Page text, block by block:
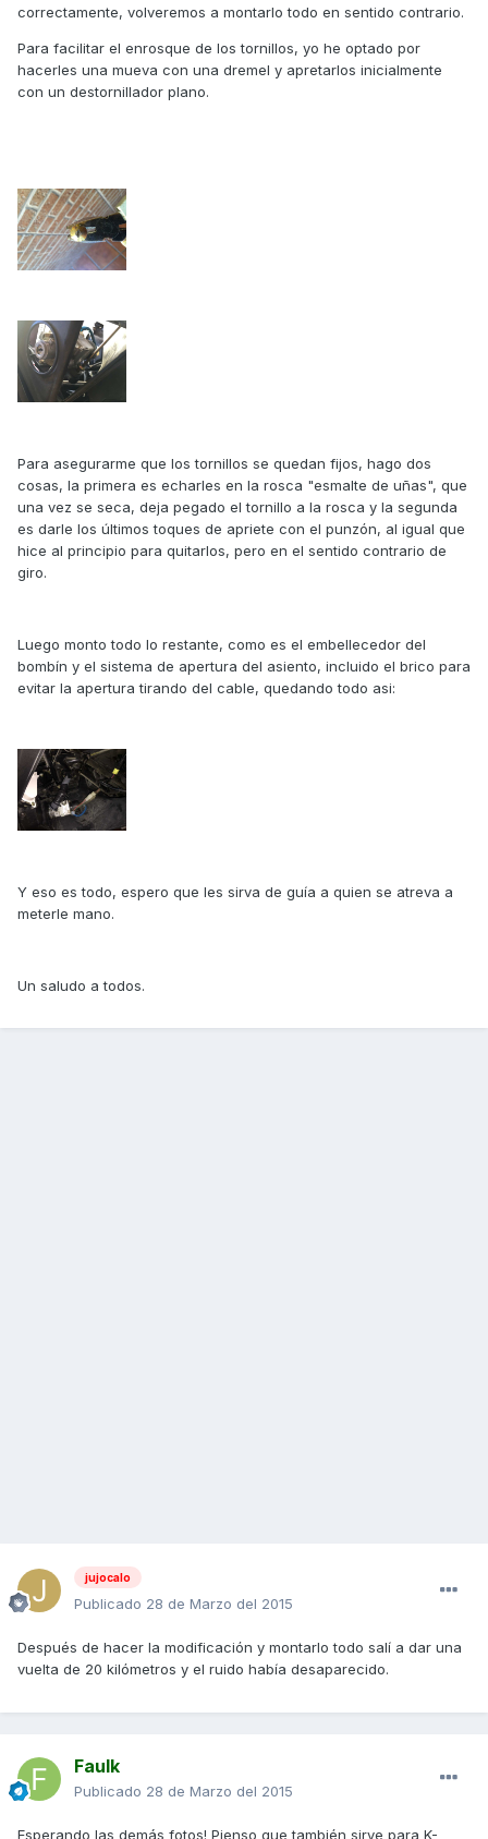
correctamente, volveremos a montarlo todo en sentido contrario.
Para facilitar el enrosque de los tornillos, yo he optado por
hacerles una mueva con una dremel y apretarlos inicialmente
con un destornillador plano.
Para asegurarme que los tornillos se quedan fijos, hago dos
cosas, la primera es echarles en la rosca "esmalte de uñas", que
una vez se seca, deja pegado el tornillo a la rosca y la segunda
es darle los últimos toques de apriete con el punzón, al igual que
hice al principio para quitarlos, pero en el sentido contrario de
giro.
Luego monto todo lo restante, como es el embellecedor del
bombín y el sistema de apertura del asiento, incluido el brico para
evitar la apertura tirando del cable, quedando todo asi:
Y eso es todo, espero que les sirva de guía a quien se atreva a
meterle mano.
Un saludo a todos.
jujocalo
Publicado 28 de Marzo del 2015
Después de hacer la modificación y montarlo todo salí a dar una
vuelta de 20 kilómetros y el ruido había desaparecido.
Faulk
Publicado 28 de Marzo del 2015
Esperando las demás fotos! Pienso que también sirve para K-